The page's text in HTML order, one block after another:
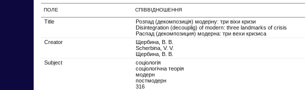
ПОЛЕ СПІВВІДНОШЕННЯ
Title
Розпад (декомпозиція) модерну: три віхи кризи
Disintegration (decouplig) of modern: three landmarks of crisis
Распад (декомпозиция) модерна: три вехи кризиса
Creator
Щербина, В. В.
Scherbina, V. V.
Щербина, В. В.
Subject
соціологія
соціологічна теорія
модерн
постмодерн
316